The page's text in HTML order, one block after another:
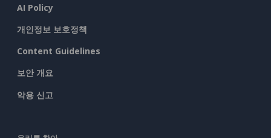
AI Policy
개인정보 보호정책
Content Guidelines
보안 개요
악용 신고